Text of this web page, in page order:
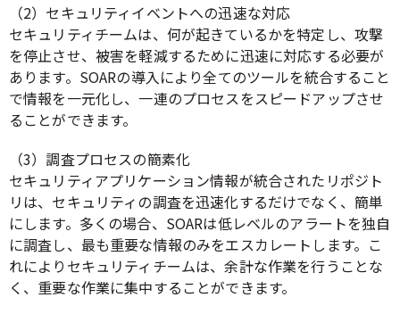
（2）セキュリティイベントへの迅速な対応
セキュリティチームは、何が起きているかを特定し、攻撃
を停止させ、被害を軽減するために迅速に対応する必要が
あります。SOARの導入により全てのツールを統合すること
で情報を一元化し、一連のプロセスをスピードアップさせ
ることができます。
（3）調査プロセスの簡素化
セキュリティアプリケーション情報が統合されたリポジト
リは、セキュリティの調査を迅速化するだけでなく、簡単
にします。多くの場合、SOARは低レベルのアラートを独自
に調査し、最も重要な情報のみをエスカレートします。こ
れによりセキュリティチームは、余計な作業を行うことな
く、重要な作業に集中することができます。